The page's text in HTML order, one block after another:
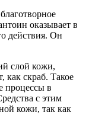
оказывает в
действия. Он
слой кожи,
как скраб. Такое
процессы в
с этим
кожи, так как